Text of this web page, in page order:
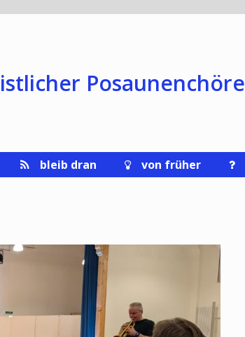
Posaunenchöre
bleib dran von früher